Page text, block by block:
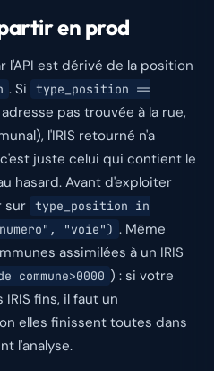
en prod
l'API est dérivé de la position
. Si
type_position ==
pas trouvée à la rue,
l'IRIS retourné n'a
juste celui qui contient le
hasard. Avant d'exploiter
sur type_position in
"voie") . Même
assimilées à un IRIS
commune>0000 ) : si votre
fins, il faut un
elles finissent toutes dans
l'analyse.